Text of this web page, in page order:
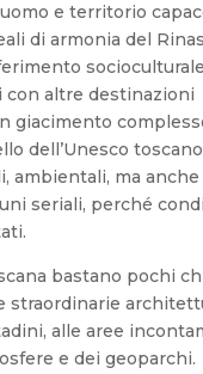
e territorio
di armonia del
con altre destinazioni
giacimento
dell’Unesco
ambientali, ma anche
seriali, perché
bastano pochi
straordinarie
alle aree
e dei geoparchi.